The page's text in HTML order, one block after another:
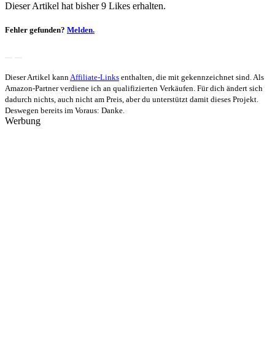
Dieser Artikel hat bisher 9 Likes erhalten.
Fehler gefunden? Melden.
Dieser Artikel kann Affiliate-Links enthalten, die mit gekennzeichnet sind. Als
Amazon-Partner verdiene ich an qualifizierten Verkäufen. Für dich ändert sich
dadurch nichts, auch nicht am Preis, aber du unterstützt damit dieses Projekt.
Deswegen bereits im Voraus: Danke.
Werbung